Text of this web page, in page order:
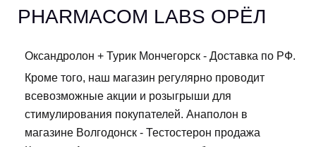
PHARMACOM LABS ОРЁЛ
Оксандролон + Турик Мончегорск - Доставка по РФ.
Кроме того, наш магазин регулярно проводит
всевозможные акции и розыгрыши для
стимулирования покупателей. Анаполон в
магазине Волгодонск - Тестостерон продажа